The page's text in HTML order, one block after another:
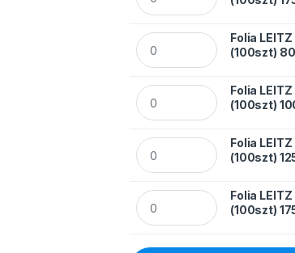
Folia LEITZ laminacyjna
Folia
(100szt)
Folia LEITZ laminacyjna
Folia
(100szt)
Folia LEITZ laminacyjna
Folia
(100szt)
Folia LEITZ laminacyjna
Folia
(100szt)